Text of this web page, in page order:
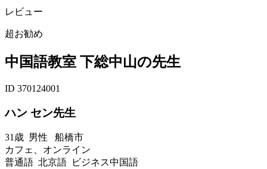
レビュー
超お勧め
中国語教室 下総中山の先生
ID 370124001
ハン セン先生
31歳 男性 船橋市
カフェ、オンライン
普通語 北京語 ビジネス中国語